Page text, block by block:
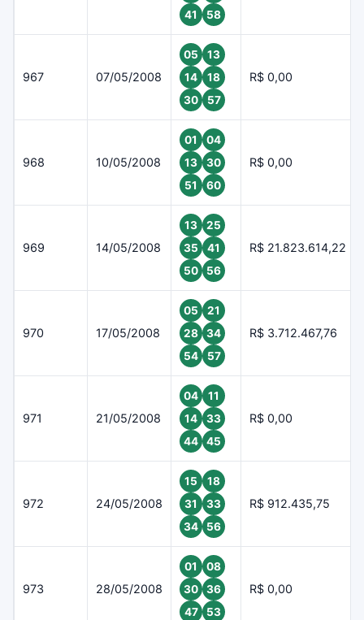
41
58
967 07/05/2008
05
13
14
18
30
57
R$ 0,00
968 10/05/2008
01
04
13
30
51
60
R$ 0,00
969 14/05/2008
13
25
35
41
50
56
R$ 21.823.614,22
970 17/05/2008
05
21
28
34
54
57
R$ 3.712.467,76
971 21/05/2008
04
11
14
33
44
45
R$ 0,00
972 24/05/2008
15
18
31
33
34
56
R$ 912.435,75
973 28/05/2008
01
08
30
36
47
53
R$ 0,00